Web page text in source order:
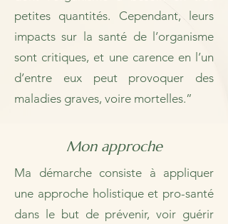
petites quantités. Cependant, leurs
impacts sur la santé de l’organisme
sont critiques, et une carence en l’un
d’entre eux peut provoquer des
maladies graves, voire mortelles.”
Mon approche
Ma démarche consiste à appliquer
une approche holistique et pro-santé
dans le but de prévenir, voir guérir